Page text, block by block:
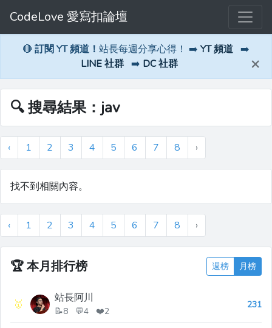
CodeLove 愛寫扣論壇
🔴 訂閱 YT 頻道！ 站長每週分享心得！ ➡️ YT 頻道 ➡️
LINE 社群 ➡️ DC 社群 ×
🔍 搜尋結果：jav
‹ 1 2 3 4 5 6 7 8 ›
找不到相關內容。
‹ 1 2 3 4 5 6 7 8 ›
🏆本月排行榜 週榜 月榜
🥇 站長阿川
📝8 💬4 ❤️2
231